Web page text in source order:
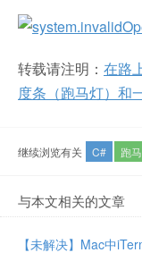
转载请注明： 在路
度条（跑马灯）和
继续浏览有关 C# 跑
与本文相关的文章